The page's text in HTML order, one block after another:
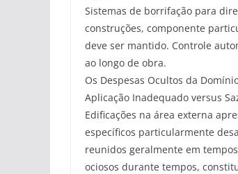
Sistemas de borrifação para
construções, componente
deve ser mantido. Controle
ao longo de obra.
Os Despesas Ocultos da
Aplicação Inadequado versus
Edificações na área externa
específicos particularmente
reunidos geralmente em
ociosos durante tempos,